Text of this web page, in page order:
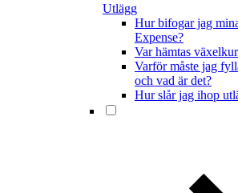
Utlägg
Hur bifogar jag
Expense?
Var hämtas
Varför måste jag
och vad är det?
Hur slår jag ihop